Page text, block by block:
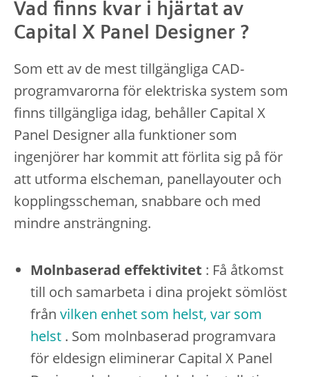
Vad finns kvar i hjärtat av
Capital X Panel Designer ?
Som ett av de mest tillgängliga CAD-
programvarorna för elektriska system som
finns tillgängliga idag, behåller Capital X
Panel Designer alla funktioner som
ingenjörer har kommit att förlita sig på för
att utforma elscheman, panellayouter och
kopplingsscheman, snabbare och med
mindre ansträngning.
Molnbaserad effektivitet : Få åtkomst
till och samarbeta i dina projekt sömlöst
från vilken enhet som helst, var som
helst . Som molnbaserad programvara
för eldesign eliminerar Capital X Panel